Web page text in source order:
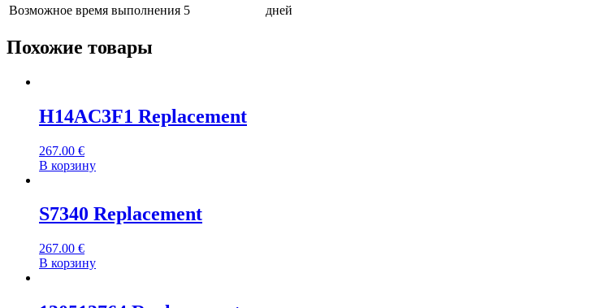
Возможное время выполнения 5 дней
Похожие товары
H14AC3F1 Replacement
267.00 €
В корзину
S7340 Replacement
267.00 €
В корзину